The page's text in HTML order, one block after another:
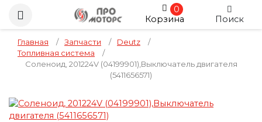
0
Корзина
Поиск
Главная / Запчасти / Deutz
/
Топливная система
/
Соленоид, 201224V (04199901),Выключатель двигателя
(5411656571)